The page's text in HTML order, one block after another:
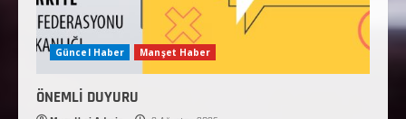
Güncel Haber Manşet Haber
ÖNEMLİ DUYURU